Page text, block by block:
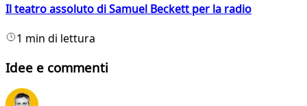
Il teatro assoluto di Samuel Beckett per la radio
1 min di lettura
Idee e commenti